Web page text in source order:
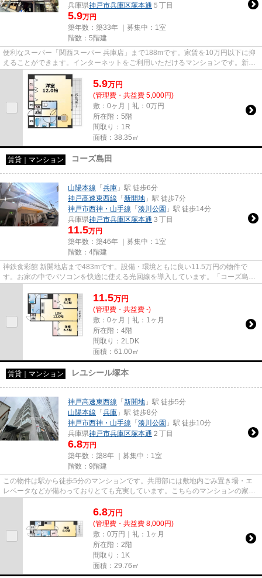
兵庫県神戸市兵庫区塚本通 ５丁目
5.9万円
築年数：築33年 ｜募集中： 1室
階数：5階建
便利なスーパー「関西スーパー 兵庫店」まで188mです。家賃を10万円以下に抑
えることができます。インターネットをご利用いただけるマンションです。新着
情報：NEO壱番館の空室情報な...
5.9万円
(管理費・共益費 5,000円)
敷：0ヶ月｜礼：0万円
所在階：5階
間取り：1R
面積：38.35㎡
賃貸｜マンション コーズ島田
山陽本線 「 兵庫 」駅 徒歩6分
神戸高速東西線 「 新開地 」駅 徒歩7分
神戸市西神・山手線 「 湊川公園 」駅 徒歩14分
兵庫県神戸市兵庫区塚本通 ３丁目
11.5万円
築年数：築46年 ｜募集中： 1室
階数：4階建
神鉄食彩館 新開地店まで483mです。設備・環境ともに良い11.5万円の物件で
す。お家の中でパソコンを快適に使える光回線を導入しています。「コーズ島
11.5万円
(管理費・共益費 -)
敷：0ヶ月｜礼：1ヶ月
所在階：4階
間取り：2LDK
面積：61.00㎡
賃貸｜マンション レユシール塚本
神戸高速東西線 「 新開地 」駅 徒歩5分
山陽本線 「 兵庫 」駅 徒歩8分
神戸市西神・山手線 「 湊川公園 」駅 徒歩10分
兵庫県神戸市兵庫区塚本通 ２丁目
6.8万円
築年数：築8年 ｜募集中： 1室
階数：9階建
この物件は駅から徒歩5分のマンションです。共用部には敷地内ごみ置き場・エ
レベータなどが備わっておりとても充実しています。こちらのマンションの家賃
6.8万円
(管理費・共益費 8,000円)
敷：0万円｜礼：1ヶ月
所在階：2階
間取り：1K
面積：29.76㎡